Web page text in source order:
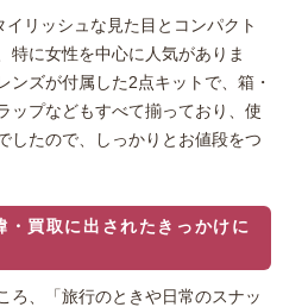
リッシュな見た目とコンパクト
特に女性を中心に人気がありま
ンズが付属した2点キットで、箱・
ップなどもすべて揃っており、使
したので、しっかりとお値段をつ
・買取に出されたきっかけに
ろ、「旅行のときや日常のスナッ